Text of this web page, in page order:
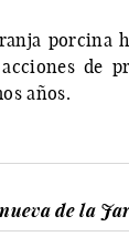
porcina
de
años.
de la